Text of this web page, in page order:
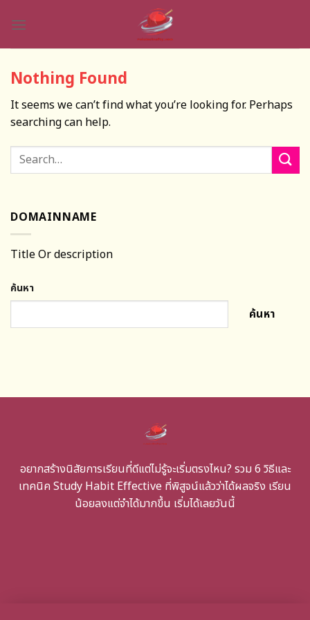
Nothing Found
It seems we can’t find what you’re looking for. Perhaps
searching can help.
DOMAINNAME
Title Or description
ค้นหา
ค้นหา
อยากสร้างนิสัยการเรียนที่ดีแต่ไม่รู้จะเริ่มตรงไหน? รวม 6 วิธีและ
เทคนิค Study Habit Effective ที่พิสูจน์แล้วว่าได้ผลจริง เรียน
น้อยลงแต่จำได้มากขึ้น เริ่มได้เลยวันนี้